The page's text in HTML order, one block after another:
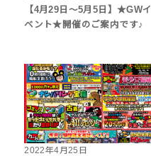
【4月29日～5月5日】★GWイ
ベント★開催のご案内です♪
2022年4月25日